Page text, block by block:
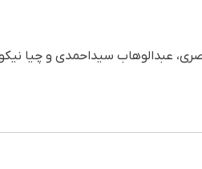
ناصری، عبدالوهاب سیداحمدی و